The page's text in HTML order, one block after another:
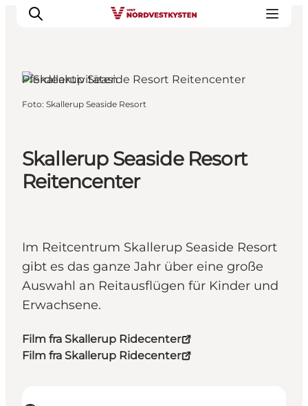
Events
Unterkunft
Mach deine Urlaubsplanung
Skallerup Seaside Resort
Reitencenter
Im Reitcentrum Skallerup Seaside Resort
gibt es das ganze Jahr über eine große
Auswahl an Reitausflügen für Kinder und
Erwachsene.
Film fra Skallerup Ridecenter
Film fra Skallerup Ridecenter
Pferdeaktivitäten
Foto: Skallerup Seaside Resort